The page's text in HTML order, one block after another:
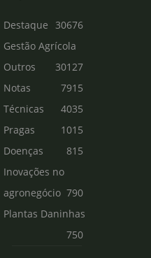
Destaque
30676
Gestão Agrícola
30127
Outros
7915
Notas
Técnicas
4035
Pragas
1015
Doenças
815
Inovações no
agronegócio 790
Plantas Daninhas
750